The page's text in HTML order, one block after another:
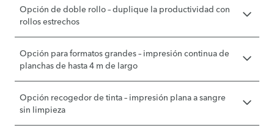
Opción de doble rollo – duplique la productividad con
rollos estrechos
Opción para formatos grandes – impresión continua de
planchas de hasta 4 m de largo
Opción recogedor de tinta – impresión plana a sangre
sin limpieza